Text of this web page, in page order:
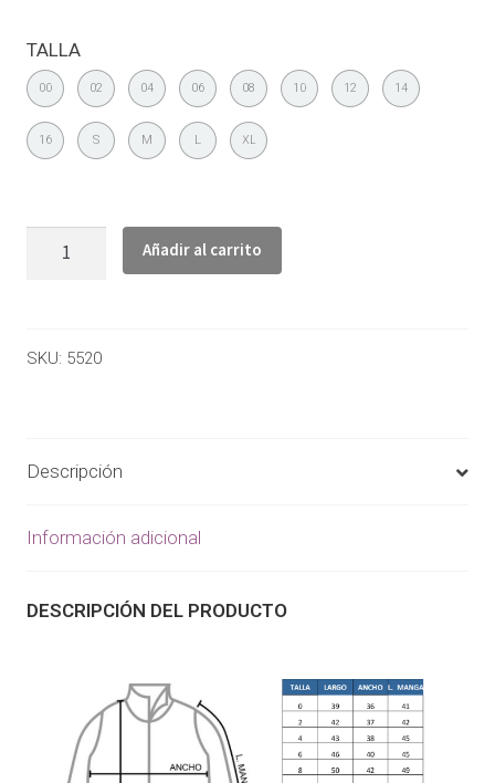
TALLA
00 02 04 06 08 10 12 14
16 S M L XL
Añadir al carrito
SKU: 5520
Descripción
Información adicional
DESCRIPCIÓN DEL PRODUCTO